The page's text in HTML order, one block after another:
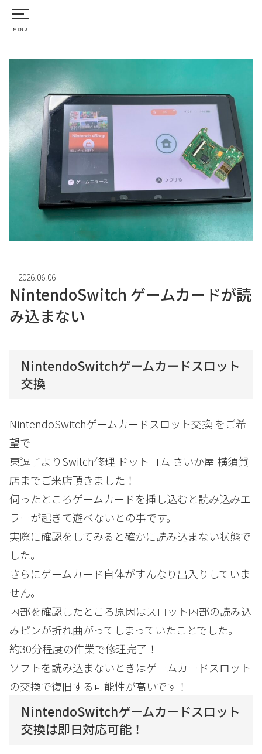
2026.06.06
NintendoSwitch ゲームカードが読
み込まない
NintendoSwitchゲームカードスロット
交換
NintendoSwitchゲームカードスロット交換 をご希
望で
東逗子よりSwitch修理 ドットコム さいか屋 横須賀
店までご来店頂きました！
伺ったところゲームカードを挿し込むと読み込みエ
ラーが起きて遊べないとの事です。
実際に確認をしてみると確かに読み込まない状態で
した。
さらにゲームカード自体がすんなり出入りしていま
せん。
内部を確認したところ原因はスロット内部の読み込
みピンが折れ曲がってしまっていたことでした。
約30分程度の作業で修理完了！
ソフトを読み込まないときはゲームカードスロット
の交換で復旧する可能性が高いです！
NintendoSwitchゲームカードスロット
交換は即日対応可能！